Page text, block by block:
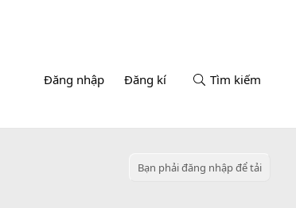
Đăng nhập Đăng kí Tìm kiếm
Bạn phải đăng nhập để tải